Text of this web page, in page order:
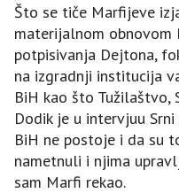
Što se tiče Marfijeve
materijalnom
potpisivanja Dejtona,
na izgradnji institucija
BiH kao što Tužilaštvo,
Dodik je u intervjuu
BiH ne postoje i da su
nametnuli i njima
sam Marfi rekao.